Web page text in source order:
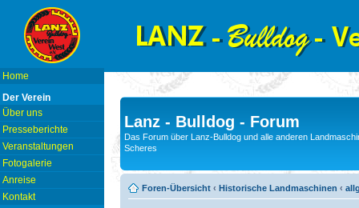
Home
Der Verein
Über uns
Presseberichte
Veranstaltungen
Fotogalerie
Anreise
Kontakt
Lanz - Bulldog - Forum
Das Forum über Lanz-Bulldog und alle anderen
Scheres
Foren-Übersicht ‹ Historische Landmaschinen ‹